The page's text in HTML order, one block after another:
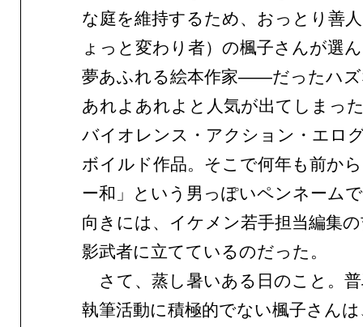
な庭を維持するため、おっとり善
ょっと変わり者）の楓子さんが選
夢あふれる絵本作家——だったハ
あれよあれよと人気が出てしまっ
バイオレンス・アクション・エロ
ボイルド作品。そこで何年も前か
ー和」という男っぽいペンネーム
向きには、イケメン若手担当編集
影武者に立てているのだった。
さて、蒸し暑いある日のこと。
執筆活動に積極的でない楓子さん